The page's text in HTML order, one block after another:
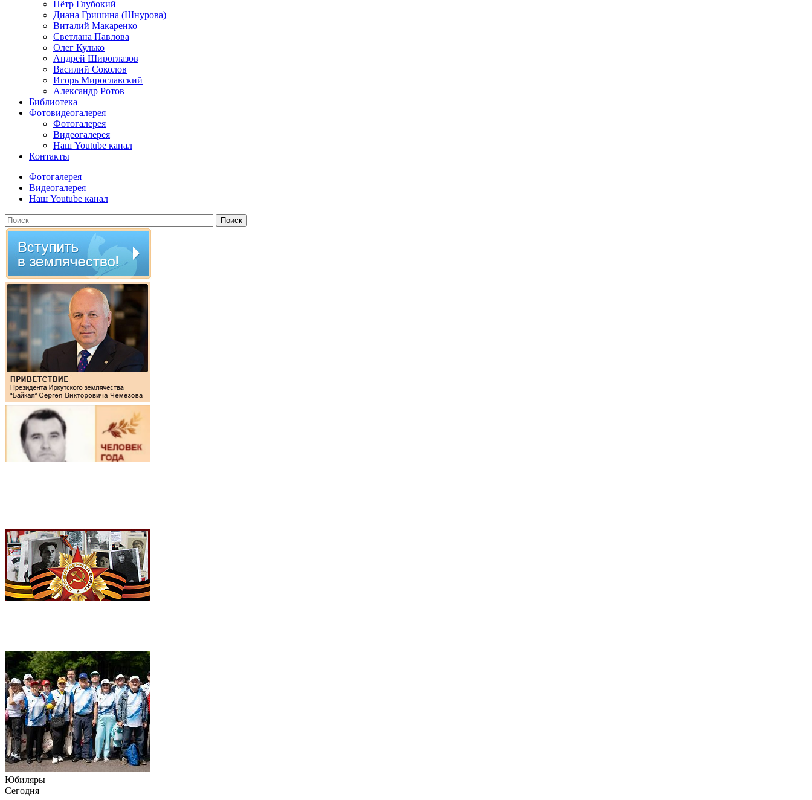
Пётр Глубокий
Диана Гришина (Шнурова)
Виталий Макаренко
Светлана Павлова
Олег Кулько
Андрей Широглазов
Василий Соколов
Игорь Мирославский
Александр Ротов
Библиотека
Фотовидеогалерея
Фотогалерея
Видеогалерея
Наш Youtube канал
Контакты
Фотогалерея
Видеогалерея
Наш Youtube канал
Юбиляры
Сегодня